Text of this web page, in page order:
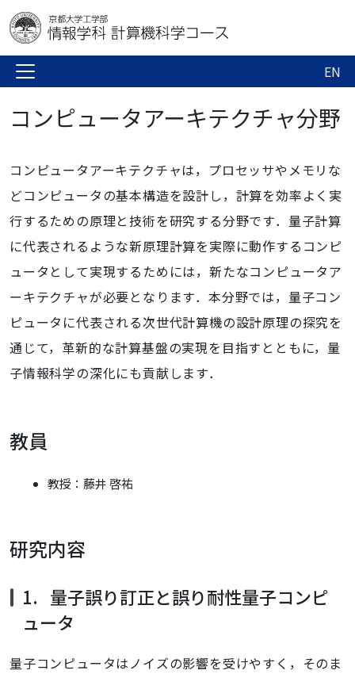
EN
コンピュータアーキテクチャ分野
コンピュータアーキテクチャは，プロセッサやメモリな
どコンピュータの基本構造を設計し，計算を効率よく実
行するための原理と技術を研究する分野です．量子計算
に代表されるような新原理計算を実際に動作するコンピ
ュータとして実現するためには，新たなコンピュータア
ーキテクチャが必要となります．本分野では，量子コン
ピュータに代表される次世代計算機の設計原理の探究を
通じて，革新的な計算基盤の実現を目指すとともに，量
子情報科学の深化にも貢献します．
教員
教授：藤井 啓祐
研究内容
1. 量子誤り訂正と誤り耐性量子コンピ
ュータ
量子コンピュータはノイズの影響を受けやすく，そのま